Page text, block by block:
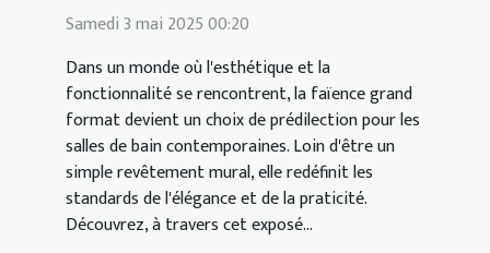
Samedi 3 mai 2025 00:20
Dans un monde où l'esthétique et la
fonctionnalité se rencontrent, la faïence grand
format devient un choix de prédilection pour les
salles de bain contemporaines. Loin d'être un
simple revêtement mural, elle redéfinit les
standards de l'élégance et de la praticité.
Découvrez, à travers cet exposé...